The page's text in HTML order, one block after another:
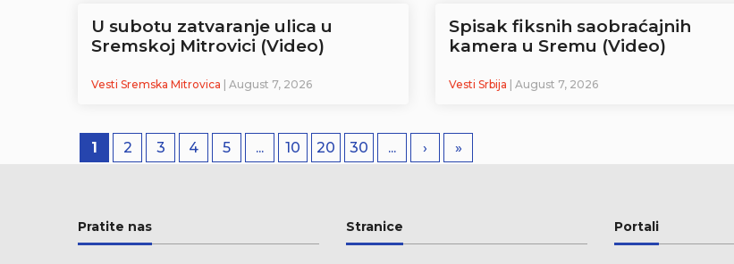
U subotu zatvaranje ulica u
Sremskoj Mitrovici (Video)
Vesti Sremska Mitrovica | August 7, 2026
Spisak fiksnih saobraćajnih
kamera u Sremu (Video)
Vesti Srbija | August 7, 2026
1 2 3 4 5 ... 10 20 30 ... › »
Pratite nas Stranice Portali